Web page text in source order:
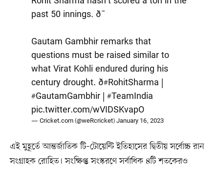
past 50 innings. ð¯
Gautam Gambhir remarks that
questions must be raised similar to
what Virat Kohli endured during his
century drought. ð#RohitSharma |
#GautamGambhir | #TeamIndia
pic.twitter.com/wVIDSKvapO
— Cricket.com (@weRcricket)January 16, 2023
এই মুহূর্তে আন্তর্জাতিক টি–টোয়েন্টি ইতিহাসের দ্বিতীয় সর্বোচ্চ রান
সংগ্রাহক রোহিত। সংক্ষিপ্ত সংস্করণে সর্বাধিক ৪টি শতকেরও